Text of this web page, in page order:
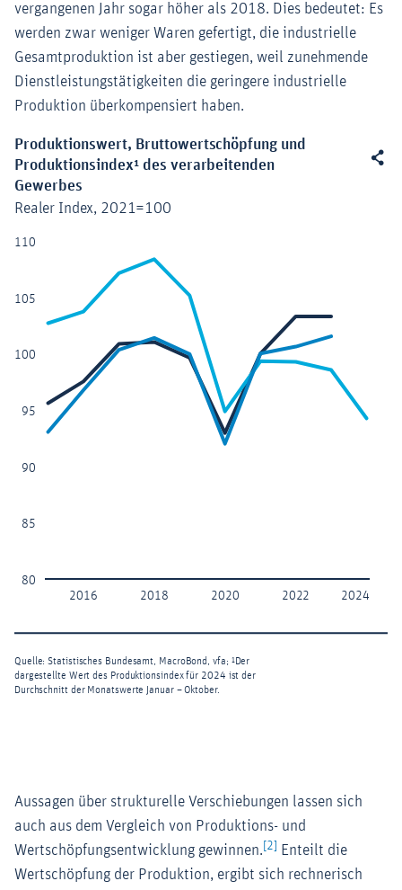
vergangenen Jahr sogar höher als 2018. Dies bedeutet: Es
werden zwar weniger Waren gefertigt, die industrielle
Gesamtproduktion ist aber gestiegen, weil zunehmende
Dienstleistungstätigkeiten die geringere industrielle
Produktion überkompensiert haben.
Aussagen über strukturelle Verschiebungen lassen sich
auch aus dem Vergleich von Produktions- und
Wertschöpfungsentwicklung gewinnen. [2] Enteilt die
Wertschöpfung der Produktion, ergibt sich rechnerisch